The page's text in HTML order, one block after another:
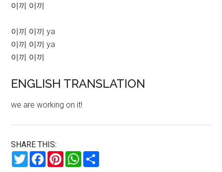
이끼 이끼
이끼 이끼 ya
이끼 이끼 ya
이끼 이끼
ENGLISH TRANSLATION
we are working on it!
SHARE THIS:
TwitterFacebookPinterestWhatsApp